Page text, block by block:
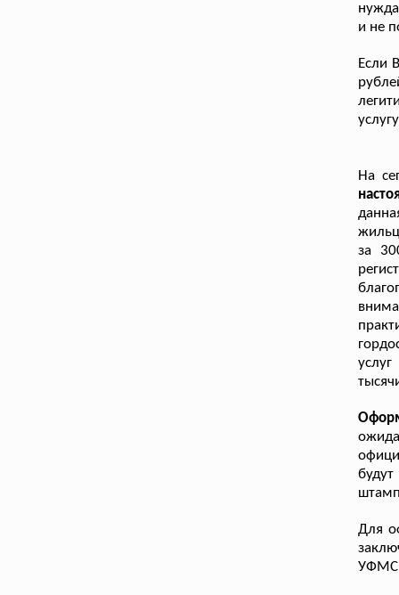
и не
Если
На
за
Для